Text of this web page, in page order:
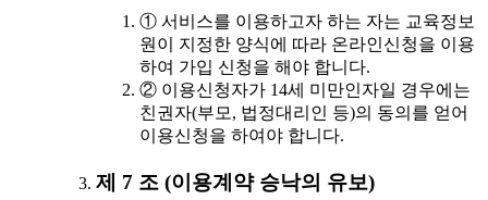
① 서비스를 이용하고자 하는 자는 교육정보
원이 지정한 양식에 따라 온라인신청을 이용
하여 가입 신청을 해야 합니다.
② 이용신청자가 14세 미만인자일 경우에는
친권자(부모, 법정대리인 등)의 동의를 얻어
이용신청을 하여야 합니다.
제 7 조 (이용계약 승낙의 유보)